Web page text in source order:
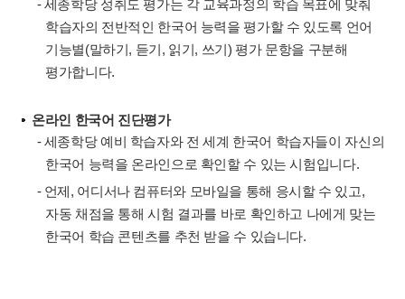
- 세종학당 성취도 평가는 각 교육과정의 학습 목표에 맞춰
학습자의 전반적인 한국어 능력을 평가할 수 있도록 언어
기능별(말하기, 듣기, 읽기, 쓰기) 평가 문항을 구분해
평가합니다.
온라인 한국어 진단평가
- 세종학당 예비 학습자와 전 세계 한국어 학습자들이 자신의
한국어 능력을 온라인으로 확인할 수 있는 시험입니다.
- 언제, 어디서나 컴퓨터와 모바일을 통해 응시할 수 있고,
자동 채점을 통해 시험 결과를 바로 확인하고 나에게 맞는
한국어 학습 콘텐츠를 추천 받을 수 있습니다.